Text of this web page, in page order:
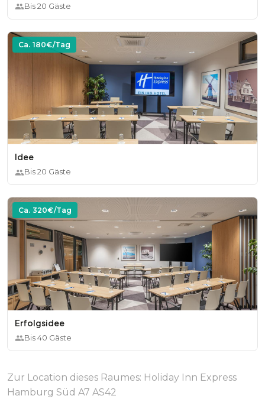
Bis20 Gäste
Ca. 180€/Tag
Idee
Bis20 Gäste
Ca. 320€/Tag
Erfolgsidee
Bis40 Gäste
Zur Location dieses Raumes: Holiday Inn Express
Hamburg Süd A7 AS42